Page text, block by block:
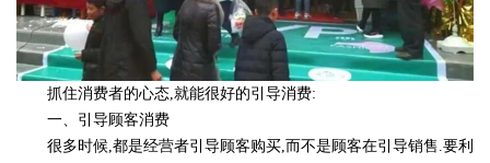
抓住消费者的心态,就能很好的引导消费:
一、引导顾客消费
很多时候,都是经营者引导顾客购买,而不是顾客在引导销售.要利